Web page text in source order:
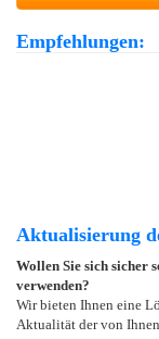
Empfehlungen:
Aktualisierung
Wollen Sie sich sicher
verwenden?
Wir bieten Ihnen eine
Aktualität der von